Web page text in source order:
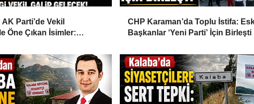
Parti’de Vekil
Öne Çıkan İsimler:
CHP Karaman’da Toplu İstifa:
Başkanlar ‘Yeni Parti’ İçin Birleşti